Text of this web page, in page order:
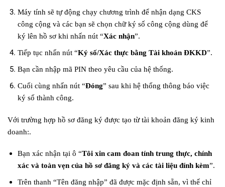
Máy tính sẽ tự động chạy chương trình để nhận dạng CKS
công cộng và các bạn sẽ chọn chữ ký số công cộng dùng để
ký lên hồ sơ khi nhấn nút “Xác nhận”.
Tiếp tục nhấn nút “Ký số/Xác thực bằng Tài khoản ĐKKD”.
Bạn cần nhập mã PIN theo yêu cầu của hệ thống.
Cuối cùng nhấn nút “Đóng” sau khi hệ thống thông báo việc
ký số thành công.
Với trường hợp hồ sơ đăng ký được tạo từ tài khoản đăng ký kinh
doanh:.
Bạn xác nhận tại ô “Tôi xin cam đoan tính trung thực, chính
xác và toàn vẹn của hồ sơ đăng ký và các tài liệu đính kèm”.
Trên thanh “Tên đăng nhập” đã được mặc định sẵn, vì thế chỉ